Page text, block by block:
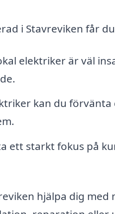
i Stavreviken får
elektriker är väl
kan du förvänta
ett starkt fokus på
hjälpa dig